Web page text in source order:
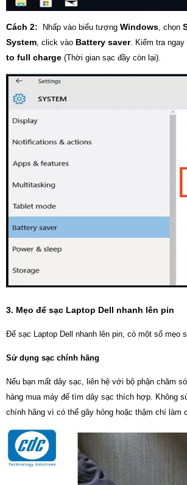
Cách 2: Nhấp vào biểu tượng Windows , chọn
System , click vào Battery saver. Kiểm tra ngay
to full charge (Thời gian sạc đầy còn lại).
3. Mẹo để sạc Laptop Dell nhanh lên pin
Để sạc Laptop Dell nhanh lên pin, có một số mẹo
Sử dụng sạc chính hãng
Nếu bạn mất dây sạc, liên hệ với bộ phận chăm
hàng mua máy để tìm dây sạc thích hợp. Không
chính hãng vì có thể gây hỏng hoặc thậm chí làm